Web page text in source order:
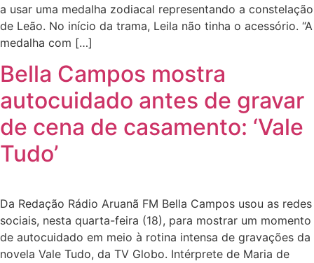
a usar uma medalha zodiacal representando a constelação
de Leão. No início da trama, Leila não tinha o acessório. “A
medalha com […]
Bella Campos mostra
autocuidado antes de gravar
de cena de casamento: ‘Vale
Tudo’
Da Redação Rádio Aruanã FM Bella Campos usou as redes
sociais, nesta quarta-feira (18), para mostrar um momento
de autocuidado em meio à rotina intensa de gravações da
novela Vale Tudo, da TV Globo. Intérprete de Maria de